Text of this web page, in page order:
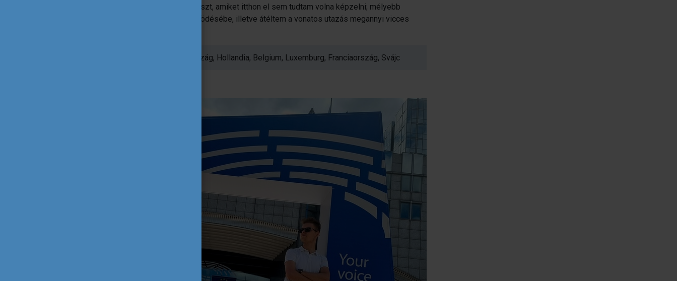
emberrel; olyan eseményeken vettem részt, amiket itthon el sem tudtam volna képzelni; mélyebb
betekintést kaptam az Európai Unió működésébe, illetve átéltem a vonatos utazás megannyi vicces
Donát utazásának állomásai: Csehország, Hollandia, Belgium, Luxemburg, Franciaország, Svájc